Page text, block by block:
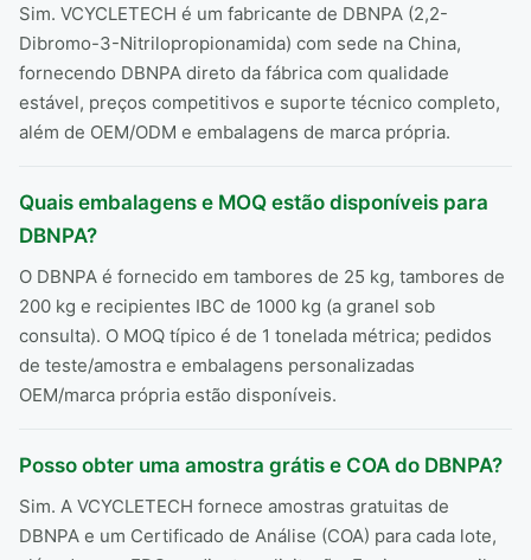
Sim. VCYCLETECH é um fabricante de DBNPA (2,2-
Dibromo-3-Nitrilopropionamida) com sede na China,
fornecendo DBNPA direto da fábrica com qualidade
estável, preços competitivos e suporte técnico completo,
além de OEM/ODM e embalagens de marca própria.
Quais embalagens e MOQ estão disponíveis para
DBNPA?
O DBNPA é fornecido em tambores de 25 kg, tambores de
200 kg e recipientes IBC de 1000 kg (a granel sob
consulta). O MOQ típico é de 1 tonelada métrica; pedidos
de teste/amostra e embalagens personalizadas
OEM/marca própria estão disponíveis.
Posso obter uma amostra grátis e COA do DBNPA?
Sim. A VCYCLETECH fornece amostras gratuitas de
DBNPA e um Certificado de Análise (COA) para cada lote,